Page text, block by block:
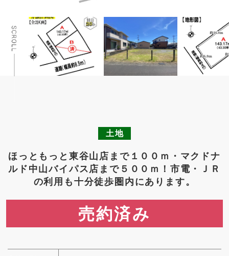
土地
ほっともっと東谷山店まで１００ｍ・マクドナ
ルド中山バイパス店まで５００ｍ！市電・ＪＲ
の利用も十分徒歩圏内にあります。
1,255万円